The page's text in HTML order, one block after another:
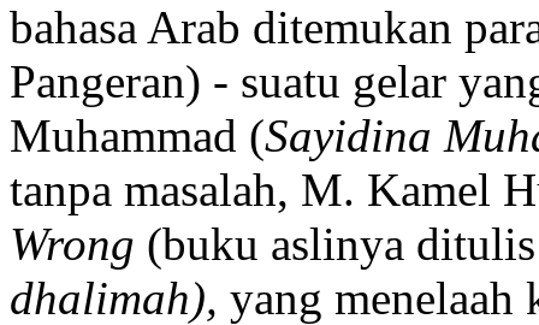
bahasa Arab ditemukan
Pangeran) - suatu gelar
Muhammad (Sayidina
tanpa masalah, M. Kamel
Wrong (buku aslinya
dhalimah), yang menelaah